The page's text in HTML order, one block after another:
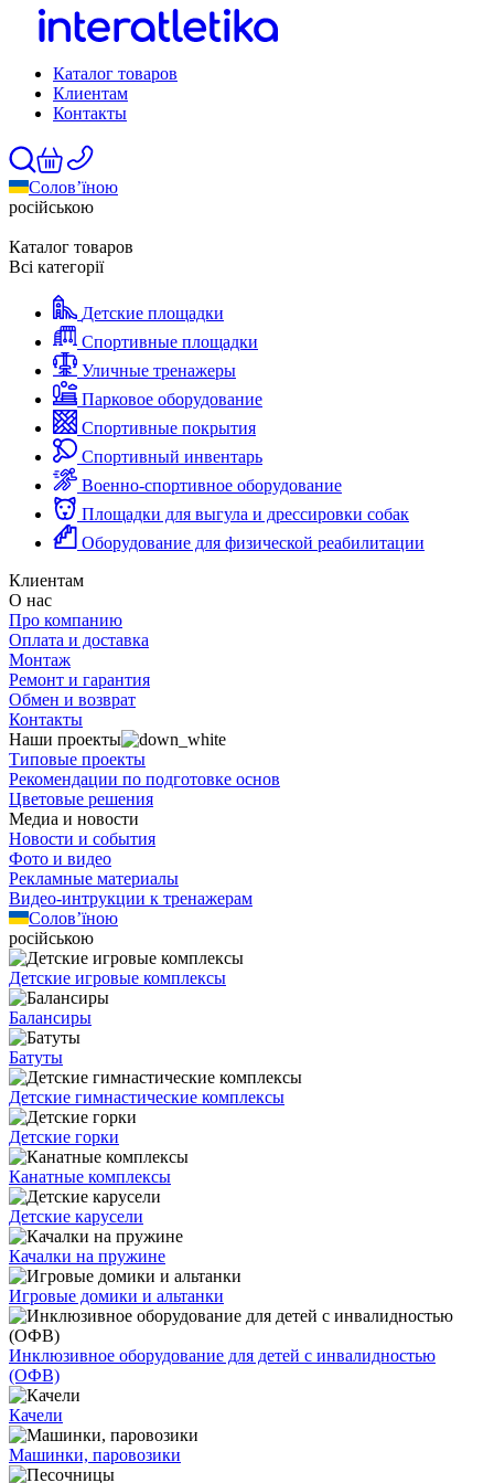
Каталог товаров
Клиентам
Контакты
Солов’їною
російською
Каталог товаров
Всі категорії
Детские площадки
Спортивные площадки
Уличные тренажеры
Парковое оборудование
Спортивные покрытия
Спортивный инвентарь
Военно-спортивное оборудование
Площадки для выгула и дрессировки собак
Оборудование для физической реабилитации
Клиентам
О нас
Про компанию
Оплата и доставка
Монтаж
Ремонт и гарантия
Обмен и возврат
Контакты
Наши проекты
Типовые проекты
Рекомендации по подготовке основ
Цветовые решения
Медиа и новости
Новости и события
Фото и видео
Рекламные материалы
Видео-интрукции к тренажерам
Солов’їною
російською
Детские игровые комплексы
Балансиры
Батуты
Детские гимнастические комплексы
Детские горки
Канатные комплексы
Детские карусели
Качалки на пружине
Игровые домики и альтанки
Инклюзивное оборудование для детей с инвалидностью
(ОФВ)
Качели
Машинки, паровозики